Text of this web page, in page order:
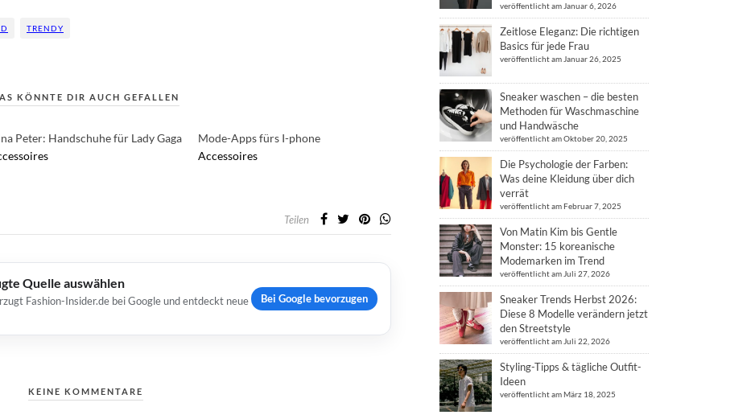
TRENDY
KÖNNTE DIR AUCH GEFALLEN
Peter: Handschuhe für Lady Gaga
Mode-Apps fürs I-phone
Accessoires
Teilen
Quelle auswählen
Fashion-Insider.de bei Google und entdeckt neue
Bei Google bevorzugen
KEINE KOMMENTARE
veröffentlicht am Januar 6, 2026
Zeitlose Eleganz: Die richtigen
Basics für jede Frau
veröffentlicht am Januar 26, 2025
Sneaker waschen – die besten
Methoden für Waschmaschine
und Handwäsche
veröffentlicht am Oktober 20, 2025
Die Psychologie der Farben:
Was deine Kleidung über dich
verrät
veröffentlicht am Februar 7, 2025
Von Matin Kim bis Gentle
Monster: 15 koreanische
Modemarken im Trend
veröffentlicht am Juli 27, 2026
Sneaker Trends Herbst 2026:
Diese 8 Modelle verändern jetzt
den Streetstyle
veröffentlicht am Juli 22, 2026
Styling-Tipps & tägliche Outfit-
Ideen
veröffentlicht am März 18, 2025